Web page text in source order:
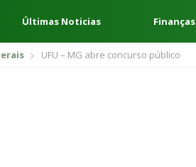
Últimas Noticias Finanças
UFU – MG abre concurso público